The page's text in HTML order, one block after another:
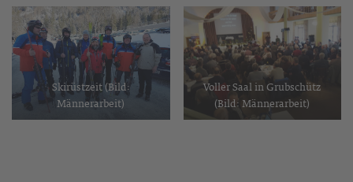
Skirüstzeit (Bild:
Männerarbeit)
Voller Saal in Grubschütz
(Bild: Männerarbeit)